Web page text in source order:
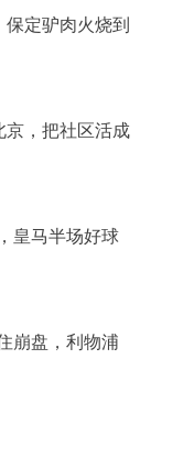
定驴肉火烧到
京，把社区活成
皇马半场好球
崩盘，利物浦